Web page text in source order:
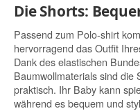
Die Shorts:
Passend zum Polo-shirt
hervorragend das Outfit
Dank des elastischen
Baumwollmaterials sind die
praktisch. Ihr Baby kann
während es bequem und